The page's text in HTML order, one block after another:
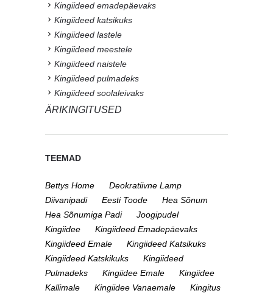
Kingiideed emadepäevaks
Kingiideed katsikuks
Kingiideed lastele
Kingiideed meestele
Kingiideed naistele
Kingiideed pulmadeks
Kingiideed soolaleivaks
ÄRIKINGITUSED
TEEMAD
Bettys Home
Deokratiivne Lamp
Diivanipadi
Eesti Toode
Hea Sõnum
Hea Sõnumiga Padi
Joogipudel
Kingiidee
Kingiideed Emadepäevaks
Kingiideed Emale
Kingiideed Katsikuks
Kingiideed Katskikuks
Kingiideed
Pulmadeks
Kingiidee Emale
Kingiidee
Kallimale
Kingiidee Vanaemale
Kingitus